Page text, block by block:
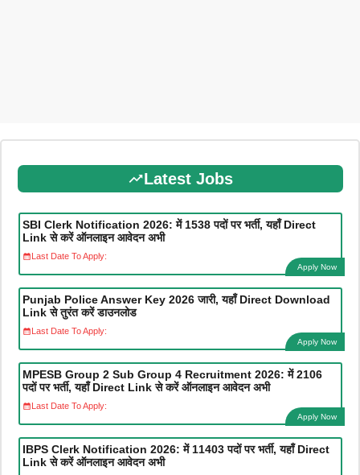
Latest Jobs
SBI Clerk Notification 2026: में 1538 पदों पर भर्ती, यहाँ Direct
Link से करें ऑनलाइन आवेदन अभी
Last Date To Apply:
Apply Now
Punjab Police Answer Key 2026 जारी, यहाँ Direct Download
Link से तुरंत करें डाउनलोड
Last Date To Apply:
Apply Now
MPESB Group 2 Sub Group 4 Recruitment 2026: में 2106
पदों पर भर्ती, यहाँ Direct Link से करें ऑनलाइन आवेदन अभी
Last Date To Apply:
Apply Now
IBPS Clerk Notification 2026: में 11403 पदों पर भर्ती, यहाँ Direct
Link से करें ऑनलाइन आवेदन अभी